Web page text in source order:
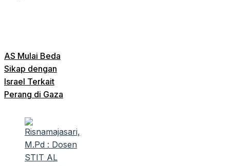
AS Mulai Beda
Sikap dengan
Israel Terkait
Perang di Gaza